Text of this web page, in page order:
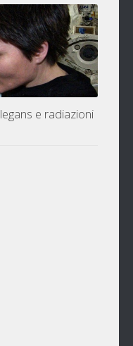
e radiazioni